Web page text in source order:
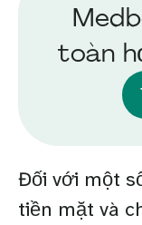
toàn
Đối với một
tiền mặt và